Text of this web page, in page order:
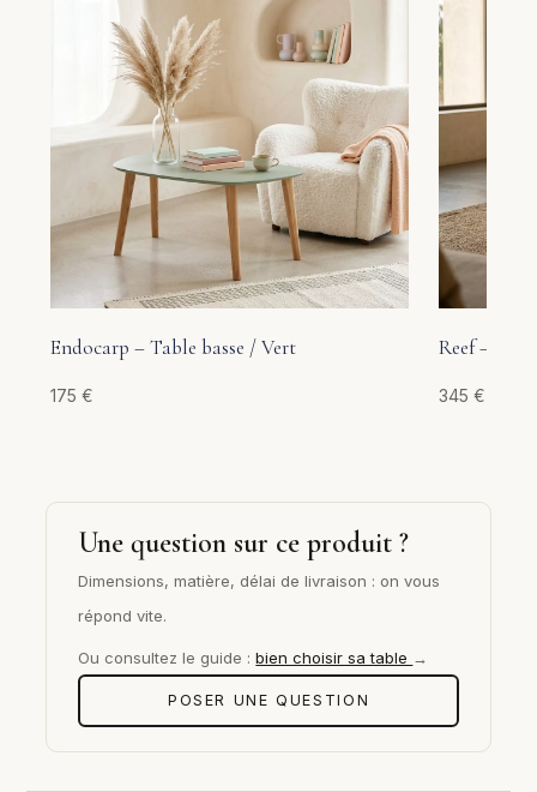
Endocarp – Table basse / Vert
175€
Reef –
345 €
Une question sur ce produit ?
Dimensions, matière, délai de livraison : on vous
répond vite.
Ou consultez le guide :bien choisir sa table →
POSER UNE QUESTION